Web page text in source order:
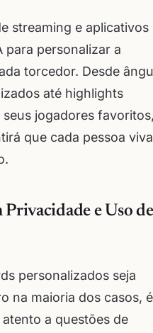
streaming e aplicativos
para personalizar a
torcedor. Desde
até highlights
jogadores
que cada pessoa
Privacidade e Uso de
personalizados seja
na maioria dos casos, é
a questões de